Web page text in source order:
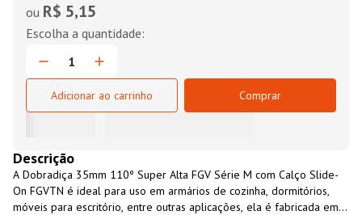
ou R$ 5,15
Adicionar ao carrinho Comprar
Descrição
A Dobradiça 35mm 110º Super Alta FGV Série M com Calço Slide-
On FGVTN é ideal para uso em armários de cozinha, dormitórios,
móveis para escritório, entre outras aplicações, ela é fabricada em